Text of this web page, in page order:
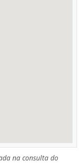
na consulta do